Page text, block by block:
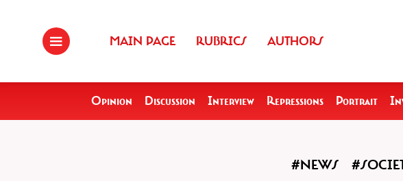
MAIN PAGE RUBRICS AUTHORS
Opinion Discussion Interview Repressions Portrait
#NEWS